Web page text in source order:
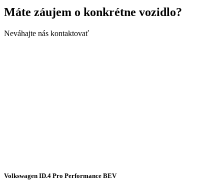
Máte záujem o konkrétne vozidlo?
Neváhajte nás kontaktovať
Volkswagen ID.4 Pro Performance BEV